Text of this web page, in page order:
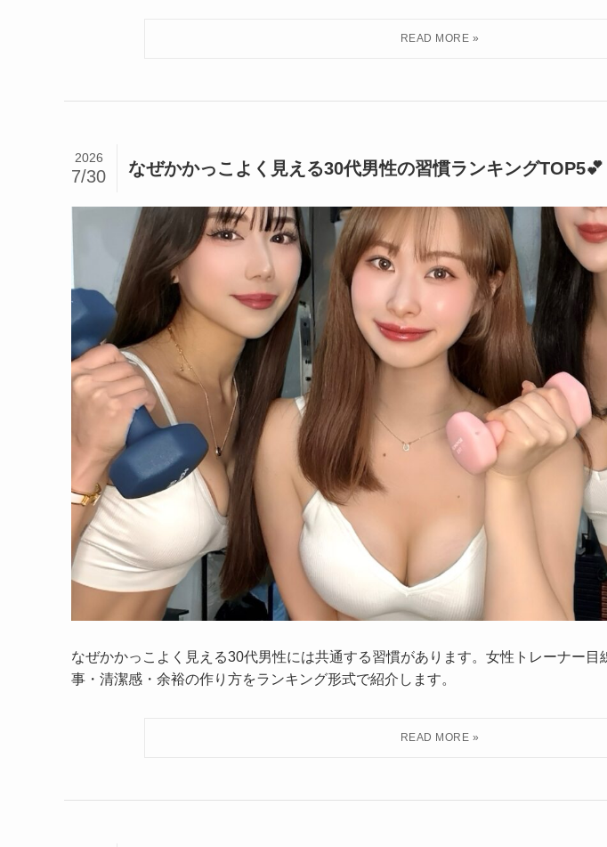
なぜかかっこよく見える30代男性の習慣ランキングTOP5💕
2026
7/30
なぜかかっこよく見える30代男性には共通する習慣があります。女性トレーナー目
事・清潔感・余裕の作り方をランキング形式で紹介します。